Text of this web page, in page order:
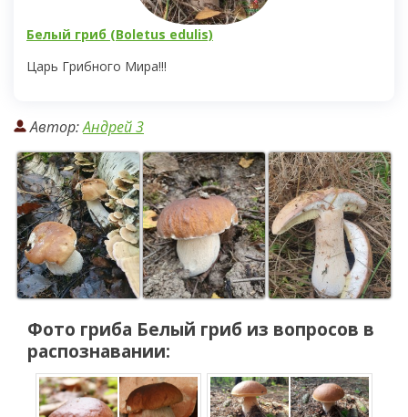
Белый гриб (Boletus edulis)
Царь Грибного Мира!!!
Автор:Андрей 3
Фото гриба Белый гриб из вопросов в
распознавании: